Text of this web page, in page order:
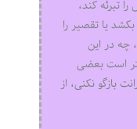
تبرئه کند،
یا تقصیر را
چه در این
است بعضی
بازگو نکنی، از